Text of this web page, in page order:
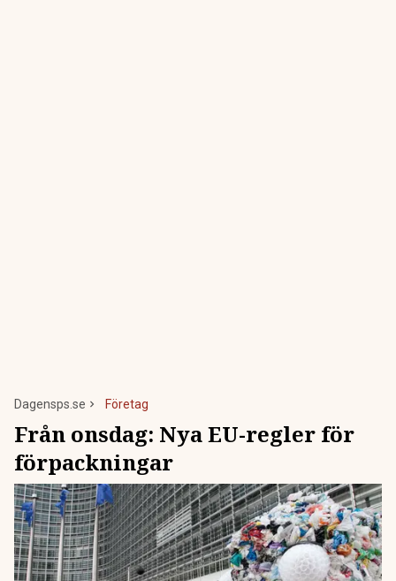
Dagensps.se Företag
Från onsdag: Nya EU-regler för
förpackningar